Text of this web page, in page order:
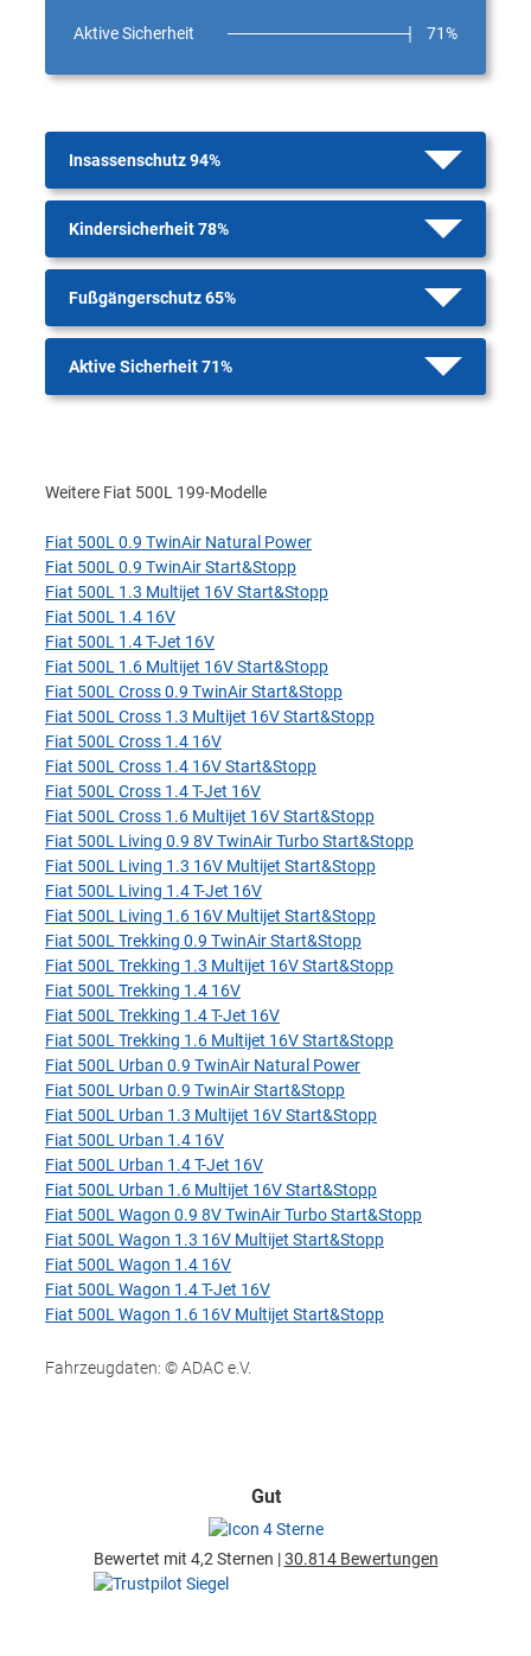
Aktive Sicherheit 71%
Insassenschutz 94%
Kindersicherheit 78%
Fußgängerschutz 65%
Aktive Sicherheit 71%
Weitere Fiat 500L 199-Modelle
Fiat 500L 0.9 TwinAir Natural Power
Fiat 500L 0.9 TwinAir Start&Stopp
Fiat 500L 1.3 Multijet 16V Start&Stopp
Fiat 500L 1.4 16V
Fiat 500L 1.4 T-Jet 16V
Fiat 500L 1.6 Multijet 16V Start&Stopp
Fiat 500L Cross 0.9 TwinAir Start&Stopp
Fiat 500L Cross 1.3 Multijet 16V Start&Stopp
Fiat 500L Cross 1.4 16V
Fiat 500L Cross 1.4 16V Start&Stopp
Fiat 500L Cross 1.4 T-Jet 16V
Fiat 500L Cross 1.6 Multijet 16V Start&Stopp
Fiat 500L Living 0.9 8V TwinAir Turbo Start&Stopp
Fiat 500L Living 1.3 16V Multijet Start&Stopp
Fiat 500L Living 1.4 T-Jet 16V
Fiat 500L Living 1.6 16V Multijet Start&Stopp
Fiat 500L Trekking 0.9 TwinAir Start&Stopp
Fiat 500L Trekking 1.3 Multijet 16V Start&Stopp
Fiat 500L Trekking 1.4 16V
Fiat 500L Trekking 1.4 T-Jet 16V
Fiat 500L Trekking 1.6 Multijet 16V Start&Stopp
Fiat 500L Urban 0.9 TwinAir Natural Power
Fiat 500L Urban 0.9 TwinAir Start&Stopp
Fiat 500L Urban 1.3 Multijet 16V Start&Stopp
Fiat 500L Urban 1.4 16V
Fiat 500L Urban 1.4 T-Jet 16V
Fiat 500L Urban 1.6 Multijet 16V Start&Stopp
Fiat 500L Wagon 0.9 8V TwinAir Turbo Start&Stopp
Fiat 500L Wagon 1.3 16V Multijet Start&Stopp
Fiat 500L Wagon 1.4 16V
Fiat 500L Wagon 1.4 T-Jet 16V
Fiat 500L Wagon 1.6 16V Multijet Start&Stopp
Fahrzeugdaten: © ADAC e.V.
Gut
Bewertet mit 4,2 Sternen |30.814 Bewertungen